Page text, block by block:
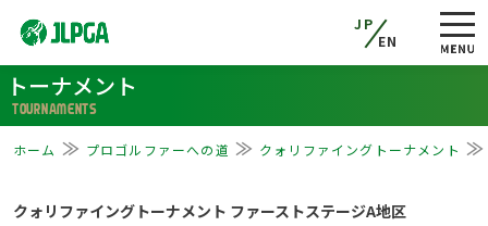
JP
EN
トーナメント
TOURNAMENTS
ホーム プロゴルファーへの道 クォリファイングトーナメント
クォリファイングトーナメント ファーストステージA地区